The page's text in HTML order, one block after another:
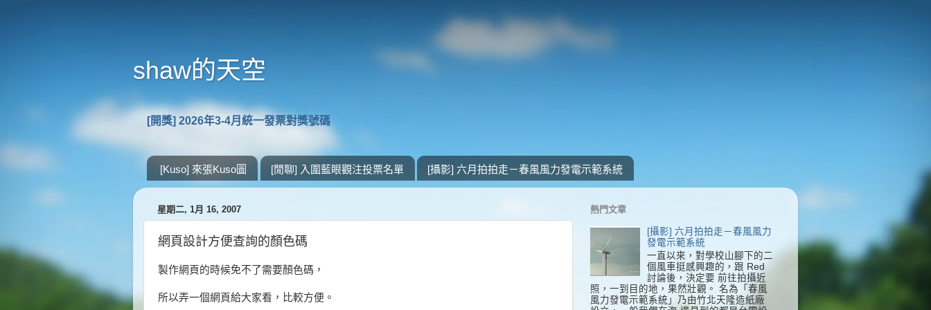
shaw的天空
[開獎] 2026年3-4月統一發票對獎號碼
[Kuso] 來張Kuso圖 [閒聊] 入圍藍眼觀注投票名單 [攝影] 六月拍拍走－春風風力發電示範系統
星期二, 1月 16, 2007
網頁設計方便查詢的顏色碼
製作網頁的時候免不了需要顏色碼，
所以弄一個網頁給大家看，比較方便。
熱門文章
[攝影] 六月拍拍走－春風風力
發電示範系統
一直以來，對學校山腳下的二
個風車挺感興趣的，跟 Red
討論後，決定要 前往拍攝近
照，一到目的地，果然壯觀。 名為「春風
風力發電示範系統」乃由竹北天隆造紙廠